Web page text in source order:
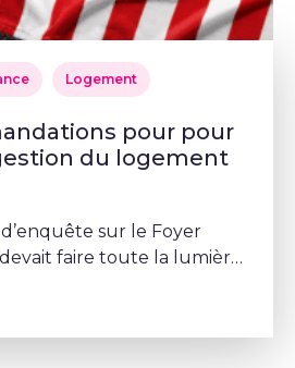
Logement
pour pour
du logement
d’enquête sur le Foyer
faire toute la lumière
des Bruxellois dans le
Mais depuis le